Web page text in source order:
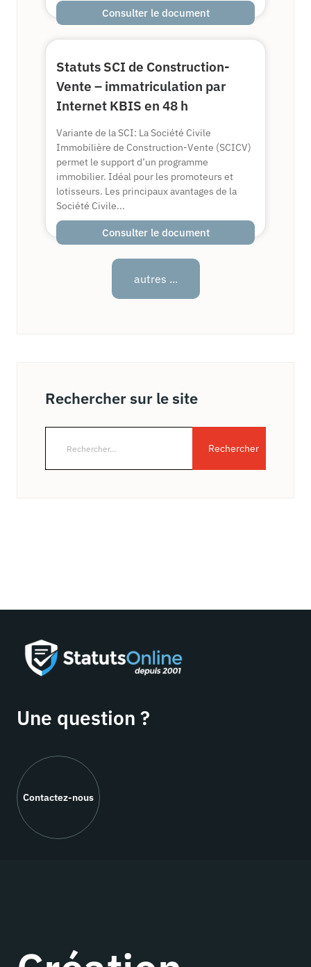
Consulter le document
Statuts SCI de Construction-
Vente – immatriculation par
Internet KBIS en 48 h
Variante de la SCI: La Société Civile
Immobilière de Construction-Vente (SCICV)
permet le support d’un programme
immobilier. Idéal pour les promoteurs et
lotisseurs. Les principaux avantages de la
Société Civile...
Consulter le document
autres ...
Rechercher sur le site
Une question ?
Contactez-nous